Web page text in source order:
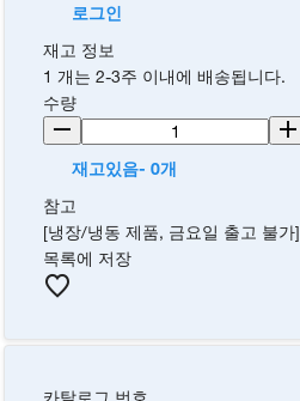
로그인
재고 정보
1 개는 2-3주 이내에 배송됩니다.
수량
재고있음- 0개
참고
[냉장/냉동 제품, 금요일 출고 불가]
목록에 저장
카탈로그 번호